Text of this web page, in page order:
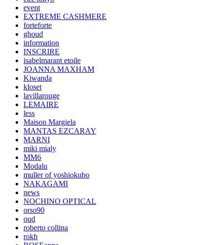
event
EXTREME CASHMERE
forteforte
ghoud
information
INSCRIRE
isabelmarant etoile
JOANNA MAXHAM
Kiwanda
kloset
lavillarouge
LEMAIRE
less
Maison Margiela
MANTAS EZCARAY
MARNI
miki mialy
MM6
Modalu
muller of yoshiokubo
NAKAGAMI
news
NOCHINO OPTICAL
orso90
oud
roberto collina
rokh